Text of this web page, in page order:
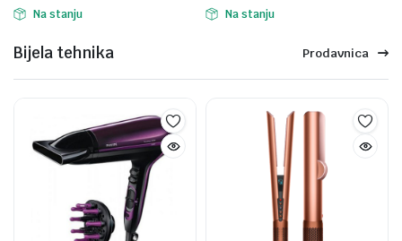
Na stanju Na stanju
Bijela tehnika Prodavnica